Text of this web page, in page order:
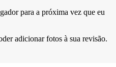
para a próxima vez que eu
adicionar fotos à sua revisão.